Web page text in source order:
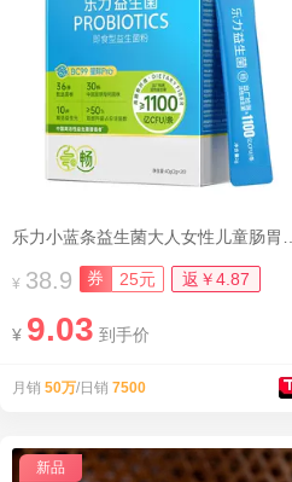
¥ 38.9 券 25元 返￥4.87
¥ 9.03 到手价
月销 50万/日销 7500
新品